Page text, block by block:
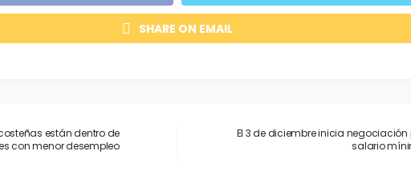
SHARE ON EMAIL
están dentro de
con menor desempleo
El 3 de diciembre inicia negociación
salario